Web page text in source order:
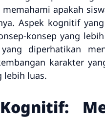
apakah
Aspek kognitif
konsep yang
diperhatikan
karakter
lebih luas.